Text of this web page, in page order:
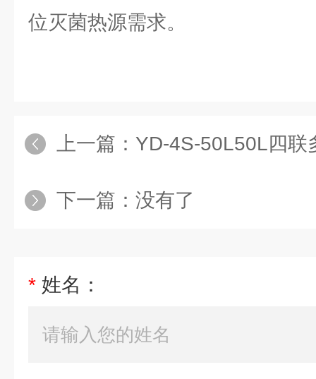
位灭菌热源需求。
上一篇： YD-4S-50L50L四联多尺
下一篇：没有了
* 姓名：